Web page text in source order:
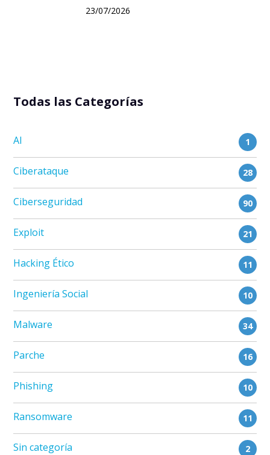
23/07/2026
Todas las Categorías
AI 1
Ciberataque 28
Ciberseguridad 90
Exploit 21
Hacking Ético 11
Ingeniería Social 10
Malware 34
Parche 16
Phishing 10
Ransomware 11
Sin categoría 2